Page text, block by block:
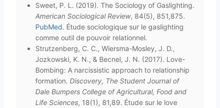
Sweet, P. L. (2019). The Sociology of Gaslighting.
American Sociological Review, 84(5), 851,875.
PubMed. Étude sociologique sur le gaslighting
comme outil de pouvoir relationnel.
Strutzenberg, C. C., Wiersma-Mosley, J. D.,
Jozkowski, K. N., & Becnel, J. N. (2017). Love-
Bombing: A narcissistic approach to relationship
formation. Discovery, The Student Journal of
Dale Bumpers College of Agricultural, Food and
Life Sciences, 18(1), 81,89. Étude sur le love